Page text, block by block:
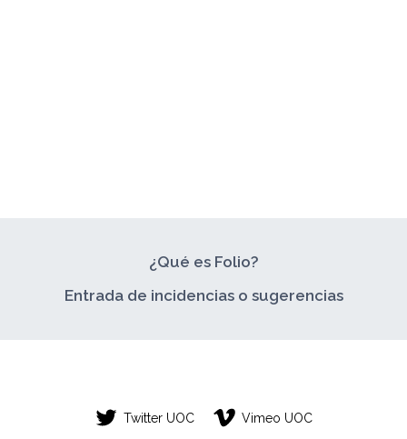
¿Qué es Folio?
Entrada de incidencias o sugerencias
Twitter UOC Vimeo UOC